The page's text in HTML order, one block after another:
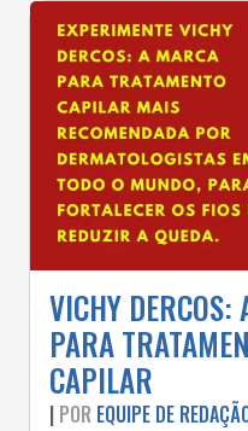
VICHY DERCOS:
PARA
CAPILAR
| POR EQUIPE DE